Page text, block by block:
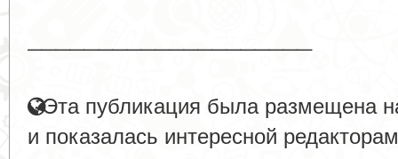
Эта публикация была размещена
и показалась интересной